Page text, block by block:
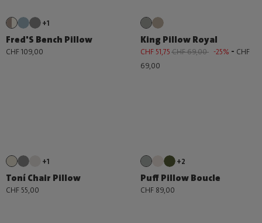
+1
Fred'S Bench Pillow
CHF 109,00
King Pillow Royal
CHF 51,75CHF 69,00 -25% - CHF
69,00
+1
Toní Chair Pillow
CHF 55,00
+2
Puff Pillow Boucle
CHF 89,00